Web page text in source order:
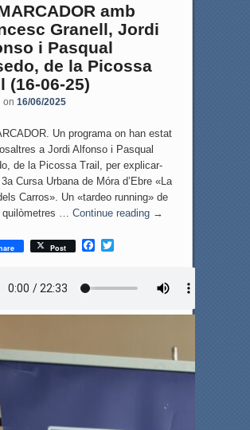
amb
Granell, Jordi
i Pasqual
de la Picossa
(16-06-25)
on 16/06/2025
Un programa on han estat
a Jordi Alfonso i Pasqual
de la Picossa Trail, per explicar-
Cursa Urbana de Móra d’Ebre «La
Carros». Un «tardeo running» de
quilòmetres … Continue reading →
Post
F
T